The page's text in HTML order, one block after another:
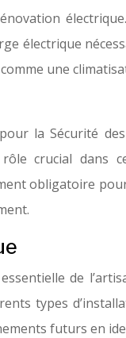
électrique
une
la Sécurité
crucial dans
obligatoire
de
types
futurs en